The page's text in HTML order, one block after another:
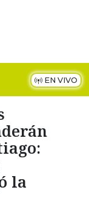
EN VIVO
la